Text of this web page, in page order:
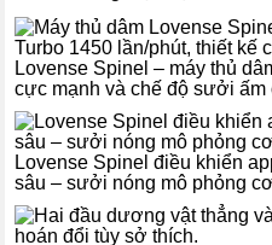
Lovense Spinel – máy thủ
cực mạnh và chế độ sưởi ấm
Lovense Spinel điều khiển
sâu – sưởi nóng mô phỏng